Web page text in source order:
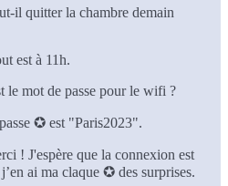
il quitter la chambre demain
est à 11h.
le mot de passe pour le wifi ?
✪ est "Paris2023".
! J'espère que la connexion est
ai ma claque ✪ des surprises.